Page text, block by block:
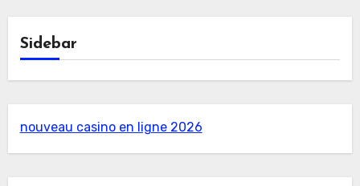
Sidebar
nouveau casino en ligne 2026